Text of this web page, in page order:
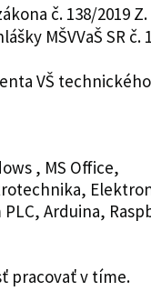
č. 138/
MŠVVaŠ SR
VŠ
, MS Office,
Arduina,
pracovať v tíme.